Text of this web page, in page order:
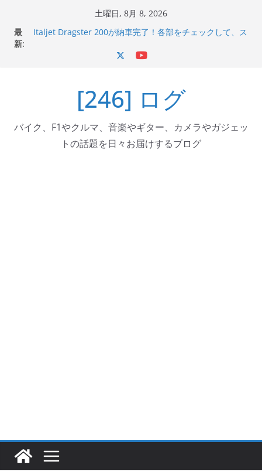
土曜日, 8月 8, 2026
最
新:
Italjet Dragster 200が納車完了！各部をチェックして、ス
器エフェクターが返礼品でもらえる！
Italjet Dragster 200のフロントISSサスの動きが判ったら
コーナリングが楽しくなった
[246] ログ
バイク、F1やクルマ、音楽やギター、カメラやガジェッ
トの話題を日々お届けするブログ